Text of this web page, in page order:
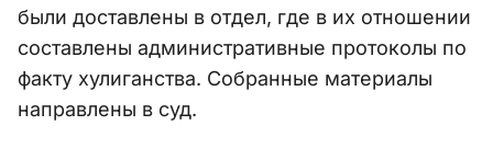
были доставлены в отдел, где в их отношении
составлены административные протоколы по
факту хулиганства. Собранные материалы
направлены в суд.